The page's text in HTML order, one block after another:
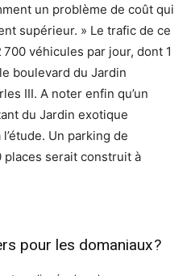
un problème de coût qui
supérieur. » Le trafic de ce
véhicules par jour, dont 1
boulevard du Jardin
III. A noter enfin qu’un
du Jardin exotique
Un parking de
places serait construit à
pour les domaniaux ?